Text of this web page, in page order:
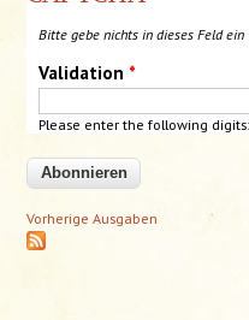
Bitte gebe nichts in dieses Feld ein
Validation *
Please enter the following
Vorherige Ausgaben